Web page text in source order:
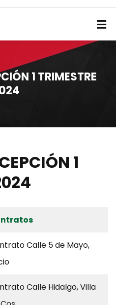
1 TRIMESTRE
1
Calle 5 de Mayo,
Calle Hidalgo, Villa